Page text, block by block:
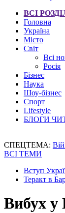
ВСІ
Головна
Україна
Місто
Світ
Всі
Росія
Бізнес
Наука
Шоу-бізнес
Спорт
Lifestyle
БЛОГИ
СПЕЦТЕМА:
ВСІ ТЕМИ
Вступ
Теракт в
Вибух у